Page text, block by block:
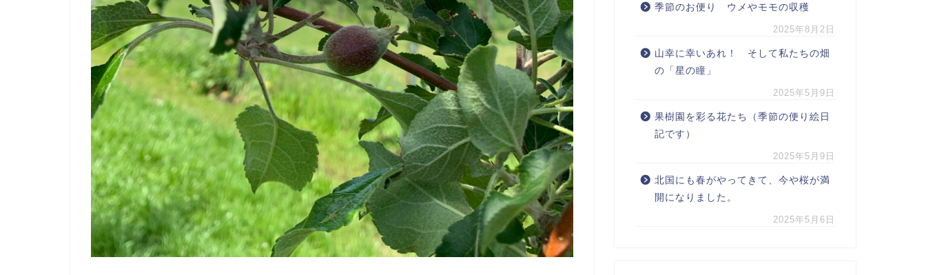
季節のお便り ウメやモモの収穫
2025年8月2日
山幸に幸いあれ！ そして私たちの畑
の「星の瞳」
2025年5月9日
果樹園を彩る花たち（季節の便り絵日
記です）
2025年5月9日
北国にも春がやってきて、今や桜が満
開になりました。
2025年5月6日